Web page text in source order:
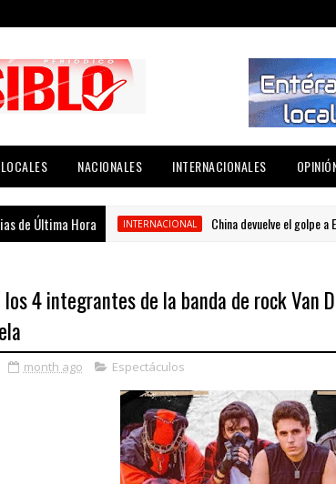
LOCALES
NACIONALES INTERNACIONALES
de Última Hora INTERNACIONAL China devuelve el golpe a
los 4 integrantes de la banda de rock Van
month ago Espectáculos